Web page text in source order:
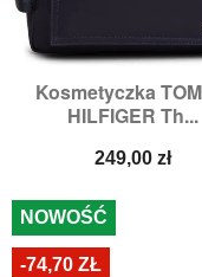
Kosmetyczka
HILFIGER Th...
Cena
249,00 zł
NOWOŚĆ
-74,70 ZŁ